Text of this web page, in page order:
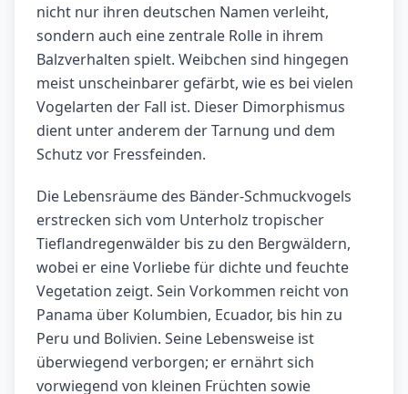
nicht nur ihren deutschen Namen verleiht,
sondern auch eine zentrale Rolle in ihrem
Balzverhalten spielt. Weibchen sind hingegen
meist unscheinbarer gefärbt, wie es bei vielen
Vogelarten der Fall ist. Dieser Dimorphismus
dient unter anderem der Tarnung und dem
Schutz vor Fressfeinden.
Die Lebensräume des Bänder-Schmuckvogels
erstrecken sich vom Unterholz tropischer
Tieflandregenwälder bis zu den Bergwäldern,
wobei er eine Vorliebe für dichte und feuchte
Vegetation zeigt. Sein Vorkommen reicht von
Panama über Kolumbien, Ecuador, bis hin zu
Peru und Bolivien. Seine Lebensweise ist
überwiegend verborgen; er ernährt sich
vorwiegend von kleinen Früchten sowie